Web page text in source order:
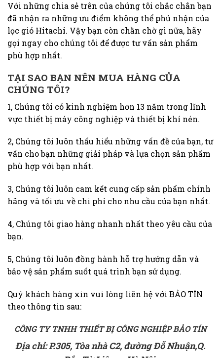
Với những chia sẻ trên của chúng tôi chắc chắn bạn
đã nhận ra những ưu điểm không thể phủ nhận của
lọc gió Hitachi. Vậy bạn còn chần chờ gì nữa, hãy
gọi ngay cho chúng tôi để được tư vấn sản phẩm
phù hợp nhất.
TẠI SAO BẠN NÊN MUA HÀNG CỦA
CHÚNG TÔI?
1, Chúng tôi có kinh nghiệm hơn 13 năm trong lĩnh
vực thiết bị máy công nghiệp và thiết bị khí nén.
2, Chúng tôi luôn thấu hiểu những vấn đề của bạn, tư
vấn cho bạn những giải pháp và lựa chọn sản phẩm
phù hợp với bạn nhất.
3, Chúng tôi luôn cam kết cung cấp sản phẩm chính
hãng và tối ưu về chi phí cho nhu cầu của bạn nhất.
4, Chúng tôi giao hàng nhanh nhất theo yêu cầu của
bạn.
5, Chúng tôi luôn đồng hành hỗ trợ hướng dẫn và
bảo vệ sản phẩm suốt quá trình bạn sử dụng.
Quý khách hàng xin vui lòng liên hệ với BẢO TÍN
theo thông tin sau:
CÔNG TY TNHH THIẾT BỊ CÔNG NGHIỆP BẢO TÍN
Địa chỉ: P.305, Tòa nhà C2, đường Đỗ Nhuận,Q.